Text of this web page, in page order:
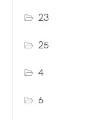
23
25
4
6